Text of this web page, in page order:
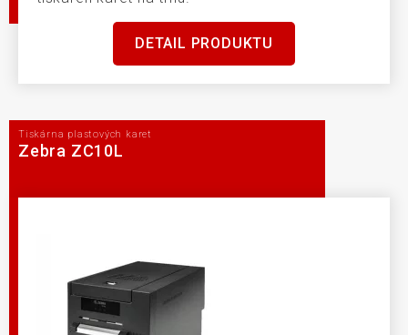
DETAIL PRODUKTU
Tiskárna plastových karet
Zebra ZC10L